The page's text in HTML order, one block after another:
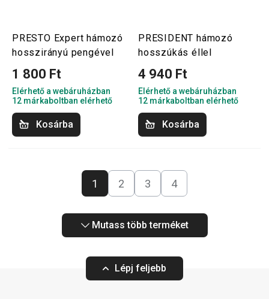
PRESTO Expert hámozó
hosszirányú pengével
1 800 Ft
Elérhető a webáruházban
12 márkaboltban elérhető
Kosárba
PRESIDENT hámozó
hosszúkás éllel
4 940 Ft
Elérhető a webáruházban
12 márkaboltban elérhető
Kosárba
1 2 3 4
Mutass több terméket
Lépj feljebb